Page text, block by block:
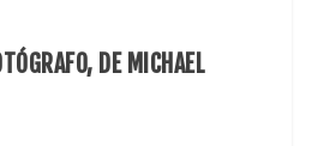
DE MICHAEL